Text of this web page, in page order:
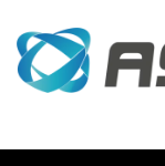
content